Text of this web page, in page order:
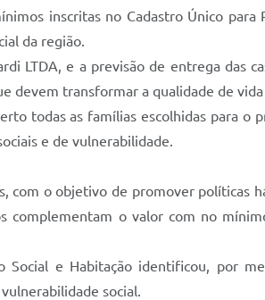
inscritas no Cadastro Único para
da região.
LTDA, e a previsão de entrega das
devem transformar a qualidade de
todas as famílias escolhidas para o
e de vulnerabilidade.
o objetivo de promover políticas
o valor com no
e Habitação identificou, por
social.